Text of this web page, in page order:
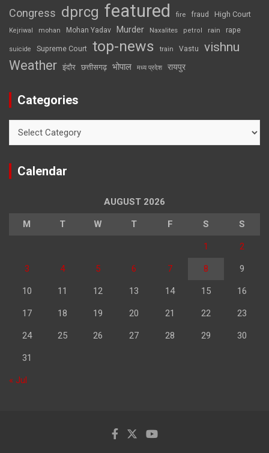
Congress dprcg featured fire fraud High Court
Kejriwal mohan Mohan Yadav Murder Naxalites petrol rain rape
suicide Supreme Court top-news train Vastu vishnu
Weather इंदौर छत्तीसगढ़ भोपाल मध्य प्रदेश रायपुर
Categories
Calendar
AUGUST 2026
M T W T F S S
1 2
3 4 5 6 7 8 9
10 11 12 13 14 15 16
17 18 19 20 21 22 23
24 25 26 27 28 29 30
31
« Jul